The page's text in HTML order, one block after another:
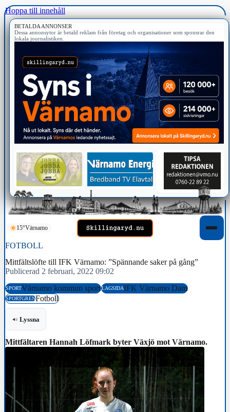
Hoppa till innehåll
BETALDA ANNONSER
Dessa annonsytor är betald reklam från företag och organisationer som sponsrar den
lokala journalistiken.
15°Värnamo
FOTBOLL
Mittfältslöfte till IFK Värnamo: ”Spännande saker på gång”
Publicerad 2 februari, 2022 09:02
SPORTVärnamo kommun sportLAGSIDAIFK Värnamo Dam
SPORTGRENFotboll
Lyssna
Mittfältaren Hannah Löfmark byter Växjö mot Värnamo.